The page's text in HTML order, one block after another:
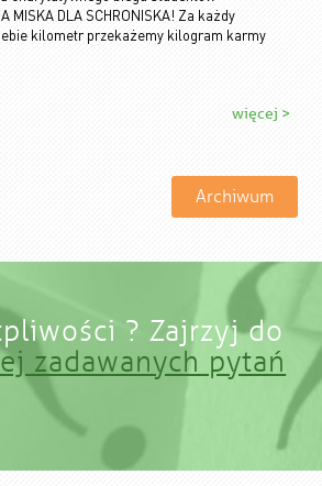
MISKA DLA SCHRONISKA! Za każdy
kilometr przekażemy kilogram karmy
więcej >
Archiwum
? Zajrzyj do
zadawanych pytań